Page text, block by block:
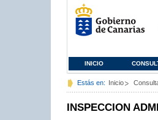
INICIO
Estás en: Inicio
INSPECCION